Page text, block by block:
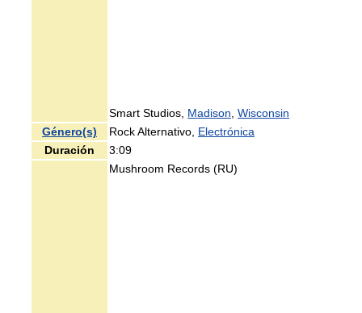
Smart Studios, Madison Wisconsin
Género(s)
Rock Alternativo, Electrónica
Duración
3:09
Mushroom Records (RU)